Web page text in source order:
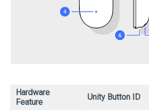
Hardware
Feature
Unity Button ID